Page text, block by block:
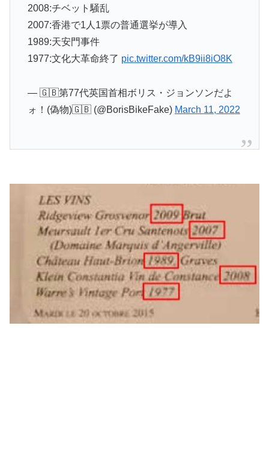
2008:チベット騒乱
2007:香港で1人1票の普通選挙が導入
1989:天安門事件
1977:文化大革命終了 pic.twitter.com/kB9ii8iO8K
— 🇬🇧第77代英国首相ボリス・ジョンソンだよ
ォ！(偽物)🇬🇧 (@BorisBikeFake) March 11, 2022